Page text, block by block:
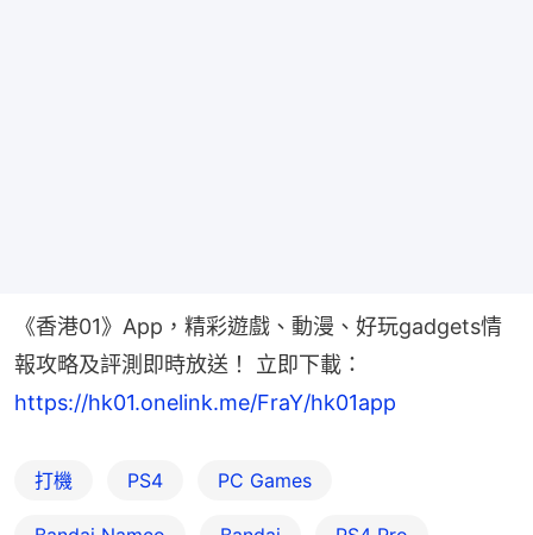
《香港01》App，精彩遊戲、動漫、好玩gadgets情
https://hk01.onelink.me/FraY/hk01app
打機 PS4 PC Games